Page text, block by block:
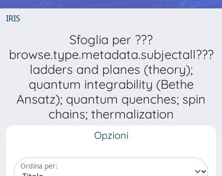
IRIS
Sfoglia per ???
browse.type.metadata.subjectall???
ladders and planes (theory);
quantum integrability (Bethe
Ansatz); quantum quenches; spin
chains; thermalization
Opzioni
Ordina per: